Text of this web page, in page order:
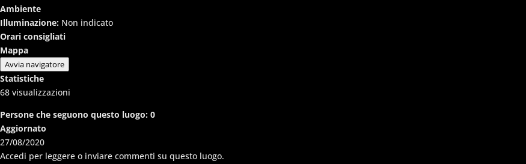
Ambiente
Illuminazione: Non indicato
Orari consigliati
Mappa
Avvia navigatore
Statistiche
68 visualizzazioni
Persone che seguono questo luogo: 0
Aggiornato
27/08/2020
Accedi per leggere o inviare commenti su questo luogo.